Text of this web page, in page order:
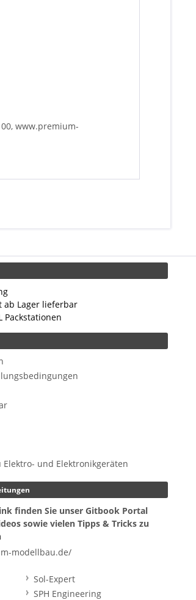
www.premium-
ab Lager lieferbar
Packstationen
und Elektronikgeräten
finden Sie unser Gitbook Portal
sowie vielen Tipps & Tricks zu
modellbau.de/
Sol-Expert
SPH Engineering